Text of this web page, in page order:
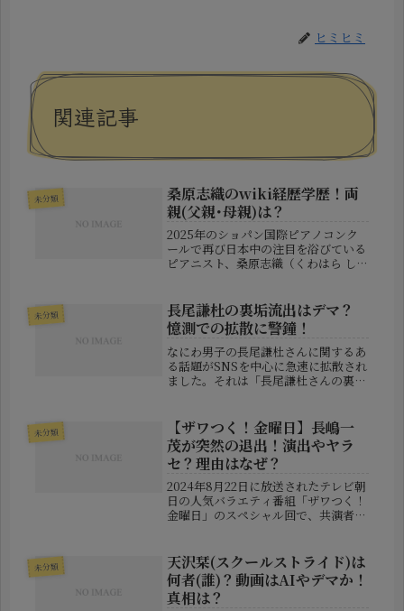
ヒミヒミ
関連記事
未分類
桑原志織のwiki経歴学歴！両
親(父親･母親)は？
2025年のショパン国際ピアノコンク
ールで再び日本中の注目を浴びている
ピアニスト、桑原志織（くわはら しお
ファンを魅了しています。この記事で
は、桑原さんのこれまでの経歴・学...
未分類
長尾謙杜の裏垢流出はデマ？
憶測での拡散に警鐘！
なにわ男子の長尾謙杜さんに関するあ
る話題がSNSを中心に急速に拡散され
ました。それは「長尾謙杜さんの裏垢
シップ情報を扱うアカウントによっ
て、ある非公開Instagramアカ...
未分類
【ザワつく！金曜日】長嶋一
茂が突然の退出！演出やヤラ
セ？理由はなぜ？
2024年8月22日に放送されたテレビ朝
日の人気バラエティ番組「ザワつく！
金曜日」のスペシャル回で、共演者や
が、収録中に突如として怒りを爆発さ
せ、「俺は帰る！」と叫んでスタ...
未分類
天沢栞(スクールストライド)は
何者(誰)？動画はAIやデマか！
真相は？